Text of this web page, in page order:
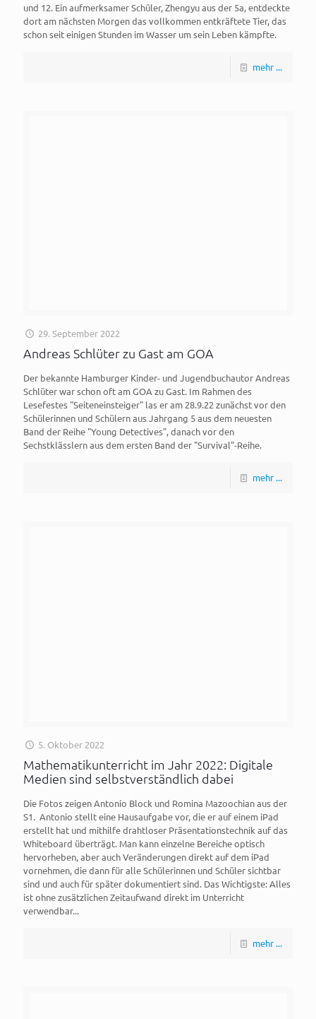
und 12. Ein aufmerksamer Schüler, Zhengyu aus der 5a, entdeckte
dort am nächsten Morgen das vollkommen entkräftete Tier, das
schon seit einigen Stunden im Wasser um sein Leben kämpfte.
mehr ...
29. September 2022
Andreas Schlüter zu Gast am GOA
Der bekannte Hamburger Kinder- und Jugendbuchautor Andreas
Schlüter war schon oft am GOA zu Gast. Im Rahmen des
Lesefestes "Seiteneinsteiger" las er am 28.9.22 zunächst vor den
Schülerinnen und Schülern aus Jahrgang 5 aus dem neuesten
Band der Reihe "Young Detectives", danach vor den
Sechstklässlern aus dem ersten Band der "Survival"-Reihe.
mehr ...
5. Oktober 2022
Mathematikunterricht im Jahr 2022: Digitale
Medien sind selbstverständlich dabei
Die Fotos zeigen Antonio Block und Romina Mazoochian aus der
S1. Antonio stellt eine Hausaufgabe vor, die er auf einem iPad
erstellt hat und mithilfe drahtloser Präsentationstechnik auf das
Whiteboard überträgt. Man kann einzelne Bereiche optisch
hervorheben, aber auch Veränderungen direkt auf dem iPad
vornehmen, die dann für alle Schülerinnen und Schüler sichtbar
sind und auch für später dokumentiert sind. Das Wichtigste: Alles
ist ohne zusätzlichen Zeitaufwand direkt im Unterricht
verwendbar...
mehr ...